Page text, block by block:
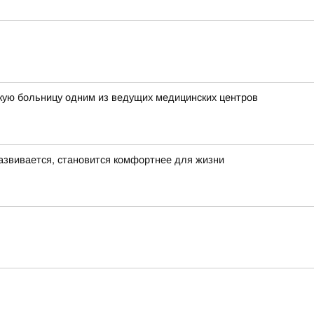
больницу одним из ведущих медицинских центров
становится комфортнее для жизни